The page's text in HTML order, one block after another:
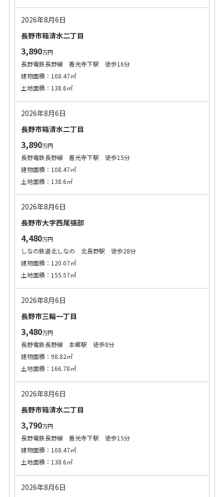
2026年8月6日
長野市箱清水二丁目
3,890万円
長野電鉄長野線 善光寺下駅 徒歩16分
建物面積：108.47㎡
土地面積：138.6㎡
2026年8月6日
長野市箱清水二丁目
3,890万円
長野電鉄長野線 善光寺下駅 徒歩15分
建物面積：108.47㎡
土地面積：138.6㎡
2026年8月6日
長野市大字西尾張部
4,480万円
しなの鉄道北しなの 北長野駅 徒歩28分
建物面積：120.07㎡
土地面積：155.57㎡
2026年8月6日
長野市三輪一丁目
3,480万円
長野電鉄長野線 本郷駅 徒歩8分
建物面積：98.82㎡
土地面積：166.78㎡
2026年8月6日
長野市箱清水二丁目
3,790万円
長野電鉄長野線 善光寺下駅 徒歩15分
建物面積：108.47㎡
土地面積：138.6㎡
2026年8月6日